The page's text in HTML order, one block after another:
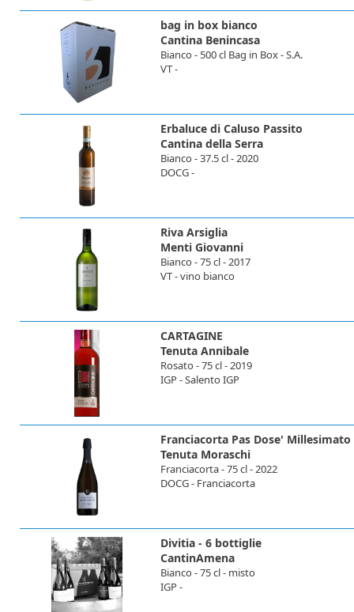
bag in box bianco
Cantina Benincasa
Bianco - 500 cl Bag in Box - S.A.
VT -
Erbaluce di Caluso Passito
Cantina della Serra
Bianco - 37.5 cl - 2020
DOCG -
Riva Arsiglia
Menti Giovanni
Bianco - 75 cl - 2017
VT - vino bianco
CARTAGINE
Tenuta Annibale
Rosato - 75 cl - 2019
IGP - Salento IGP
Franciacorta Pas Dose' Millesimato
Tenuta Moraschi
Franciacorta - 75 cl - 2022
DOCG - Franciacorta
Divitia - 6 bottiglie
CantinAmena
Bianco - 75 cl - misto
IGP -